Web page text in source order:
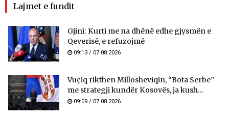
Lajmet e fundit
Gjini: Kurti me na dhënë edhe gjysmën e
Qeverisë, e refuzojmë
09:13 / 07.08.2026
Vuçiq rikthen Millosheviqin, “Bota Serbe”
me strategji kundër Kosovës, ja kush...
09:09 / 07.08.2026